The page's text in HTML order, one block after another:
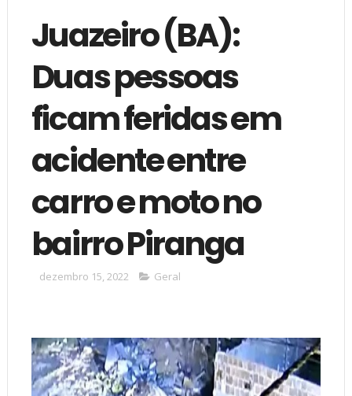
Juazeiro (BA):
Duas pessoas
ficam feridas em
acidente entre
carro e moto no
bairro Piranga
dezembro 15, 2022 Geral